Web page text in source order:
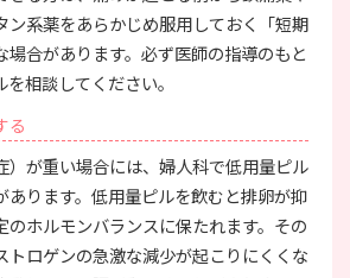
ン系薬をあらかじめ服用しておく「短期
場合があります。必ず医師の指導のもと
相談してください。
る
）が重い場合には、婦人科で低用量ピル
あります。低用量ピルを飲むと排卵が抑
のホルモンバランスに保たれます。その
トロゲンの急激な減少が起こりにくくな